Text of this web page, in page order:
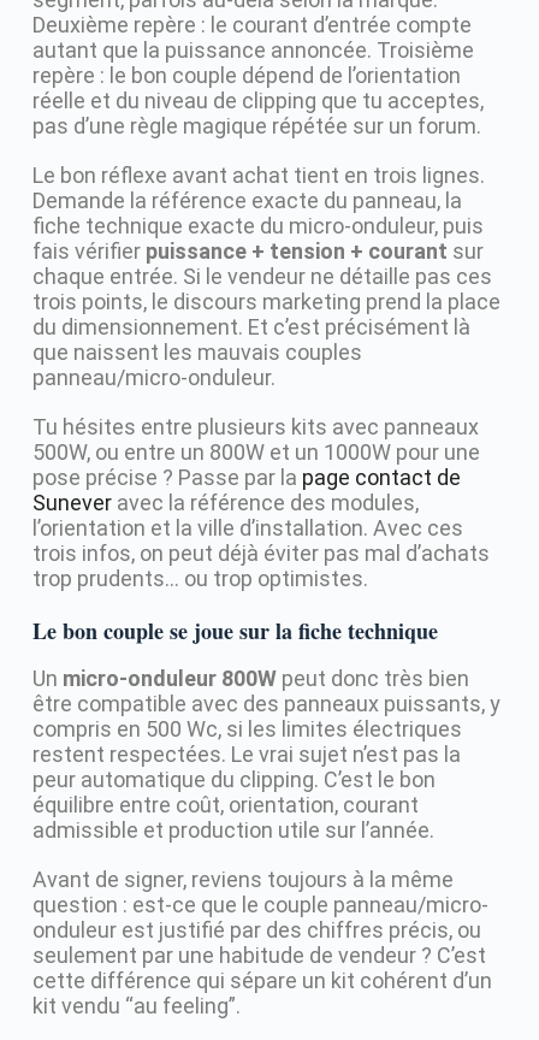
Deuxième repère : le courant d’entrée compte
autant que la puissance annoncée. Troisième
repère : le bon couple dépend de l’orientation
réelle et du niveau de clipping que tu acceptes,
pas d’une règle magique répétée sur un forum.
Le bon réflexe avant achat tient en trois lignes.
Demande la référence exacte du panneau, la
fiche technique exacte du micro-onduleur, puis
fais vérifier puissance + tension + courant sur
chaque entrée. Si le vendeur ne détaille pas ces
trois points, le discours marketing prend la place
du dimensionnement. Et c’est précisément là
que naissent les mauvais couples
panneau/micro-onduleur.
Tu hésites entre plusieurs kits avec panneaux
500W, ou entre un 800W et un 1000W pour une
pose précise ? Passe par la page contact de
Suneveravec la référence des modules,
l’orientation et la ville d’installation. Avec ces
trois infos, on peut déjà éviter pas mal d’achats
trop prudents… ou trop optimistes.
Le bon couple se joue sur la fiche technique
Un micro-onduleur 800Wpeut donc très bien
être compatible avec des panneaux puissants, y
compris en 500 Wc, si les limites électriques
restent respectées. Le vrai sujet n’est pas la
peur automatique du clipping. C’est le bon
équilibre entre coût, orientation, courant
admissible et production utile sur l’année.
Avant de signer, reviens toujours à la même
question : est-ce que le couple panneau/micro-
onduleur est justifié par des chiffres précis, ou
seulement par une habitude de vendeur ? C’est
cette différence qui sépare un kit cohérent d’un
kit vendu “au feeling”.